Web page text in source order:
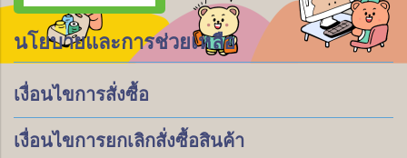
นโยบายและการช่วยเหลือ
เงื่อนไขการสั่งซื้อ
เงื่อนไขการยกเลิกสั่งซื้อสินค้า